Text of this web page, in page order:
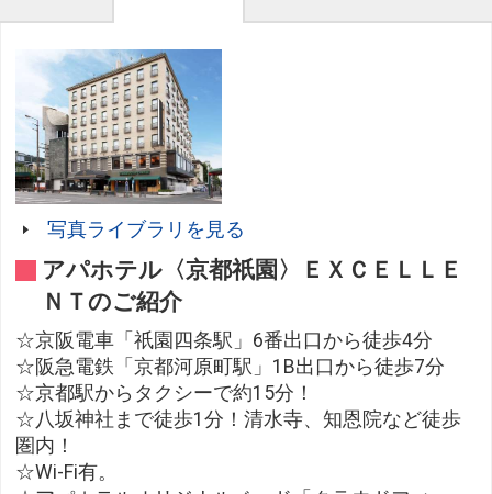
写真ライブラリを見る
アパホテル〈京都祇園〉ＥＸＣＥＬＬＥ
ＮＴのご紹介
☆京阪電車「祇園四条駅」6番出口から徒歩4分
☆阪急電鉄「京都河原町駅」1B出口から徒歩7分
☆京都駅からタクシーで約15分！
☆八坂神社まで徒歩1分！清水寺、知恩院など徒歩
圏内！
☆Wi-Fi有。